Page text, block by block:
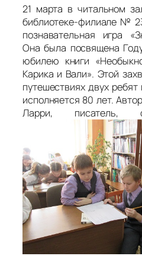
21 марта в читальном
библиотеке-филиале №
познавательная игра
Она была посвящена
юбилею книги
Карика и Вали». Этой
путешествиях двух
исполняется 80 лет.
Ларри, писатель,